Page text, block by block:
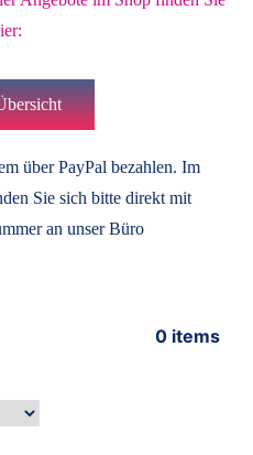
über PayPal bezahlen. Im
Sie sich bitte direkt mit
an unser Büro
0 items